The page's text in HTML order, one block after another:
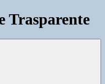
Trasparente